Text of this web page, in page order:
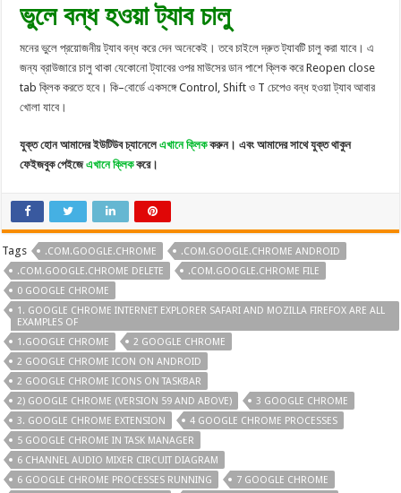
ভুলে বন্ধ হওয়া ট্যাব চালু
মনের ভুলে প্রয়োজনীয় ট্যাব বন্ধ করে দেন অনেকেই। তবে চাইলে দ্রুত ট্যাবটি চালু করা যাবে। এ
জন্য ব্রাউজারে চালু থাকা যেকোনো ট্যাবের ওপর মাউসের ডান পাশে ক্লিক করে Reopen close
tab ক্লিক করতে হবে। কি–বোর্ডে একসঙ্গে Control, Shift ও T চেপেও বন্ধ হওয়া ট্যাব আবার
খোলা যাবে।
যুক্ত হোন আমাদের ইউটিউব চ্যানেলেএখানে ক্লিককরুন। এবং আমাদের সাথে যুক্ত থাকুন
ফেইজবুক পেইজেএখানে ক্লিককরে।
Tags .COM.GOOGLE.CHROME
.COM.GOOGLE.CHROME ANDROID
.COM.GOOGLE.CHROME DELETE
.COM.GOOGLE.CHROME FILE
0 GOOGLE CHROME
1. GOOGLE CHROME INTERNET EXPLORER SAFARI AND MOZILLA FIREFOX ARE ALL
EXAMPLES OF
1.GOOGLE CHROME
2 GOOGLE CHROME
2 GOOGLE CHROME ICON ON ANDROID
2 GOOGLE CHROME ICONS ON TASKBAR
2) GOOGLE CHROME (VERSION 59 AND ABOVE)
3 GOOGLE CHROME
3. GOOGLE CHROME EXTENSION
4 GOOGLE CHROME PROCESSES
5 GOOGLE CHROME IN TASK MANAGER
6 CHANNEL AUDIO MIXER CIRCUIT DIAGRAM
6 GOOGLE CHROME PROCESSES RUNNING
7 GOOGLE CHROME